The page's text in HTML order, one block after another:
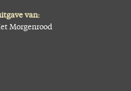
van:
Morgenrood